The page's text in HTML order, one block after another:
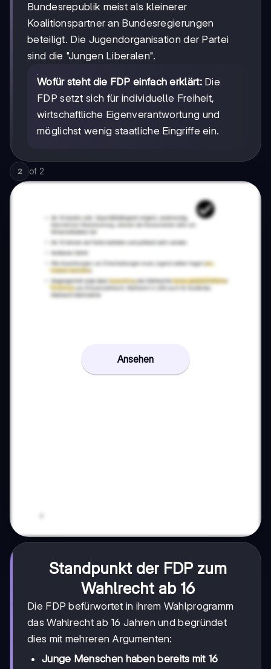
Bundesrepublik meist als kleinerer
Koalitionspartner an Bundesregierungen
beteiligt. Die Jugendorganisation der Partei
sind die "Jungen Liberalen".
Wofür steht die FDP einfach erklärt:Die
FDP setzt sich für individuelle Freiheit,
wirtschaftliche Eigenverantwortung und
möglichst wenig staatliche Eingriffe ein.
2 of 2
Ansehen
Standpunkt der FDP zum
Wahlrecht ab 16
Die FDP befürwortet in ihrem Wahlprogramm
das Wahlrecht ab 16 Jahren und begründet
dies mit mehreren Argumenten:
Junge Menschen haben bereits mit 16